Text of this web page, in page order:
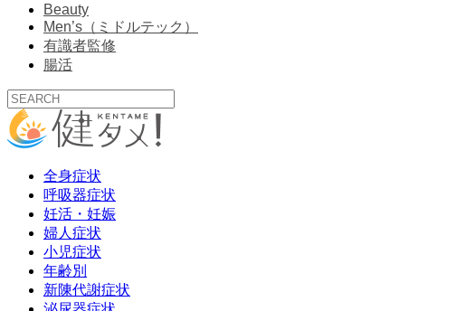
Beauty
Men’s（ミドルテック）
有識者監修
腸活
全身症状
呼吸器症状
妊活・妊娠
婦人症状
小児症状
年齢別
新陳代謝症状